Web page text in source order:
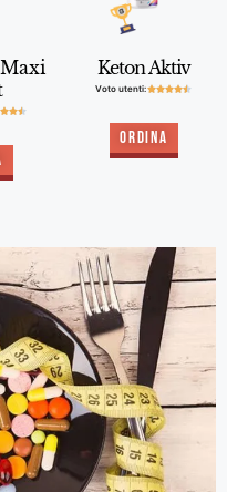

Keton Aktiv
Voto utenti:
Ordina